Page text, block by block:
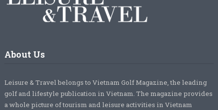
About Us
Leisure & Travel belongs to Vietnam Golf Magazine, the leading
golf and lifestyle publication in Vietnam. The magazine provides
a whole picture of tourism and leisure activities in Vietnam